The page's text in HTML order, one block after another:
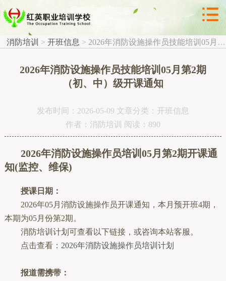

 开班信息 
消防培训 > 开班信息 > 2026年消防设施操作员技能培训05月第2期（初、中）级开课通知
2026年消防设施操作员技能培训05月第2期
（初、中）级开课通知
发布时间：2026-05-09 文章分类：开班信息
作者：消防培训 阅读：890
2026年消防设施操作员培训05月第2期开课通
知(监控、维保)
授课日期：
2026年05月消防设施操作员开课通知，本月预开班4期，
本期为05月份第2期。
消防培训计划可查看以下链接，或咨询本站客服。
点击查看： 2026年消防设施操作员培训计划
报道需携带：